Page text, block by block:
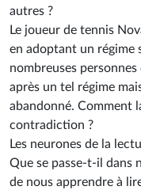
autres ?
Le joueur de tennis
en adoptant un régime
nombreuses
après un tel régime
abandonné. Comment
contradiction ?
Les neurones de la
Que se passe-t-il dans
de nous apprendre à